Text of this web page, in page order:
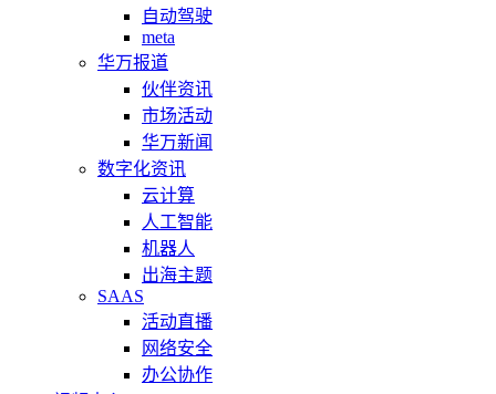
自动驾驶
meta
华万报道
伙伴资讯
市场活动
华万新闻
数字化资讯
云计算
人工智能
机器人
出海主题
SAAS
活动直播
网络安全
办公协作